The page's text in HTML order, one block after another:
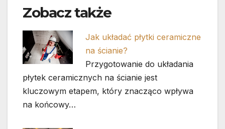
Zobacz także
Jak układać płytki ceramiczne
na ścianie?
Przygotowanie do układania
płytek ceramicznych na ścianie jest
kluczowym etapem, który znacząco wpływa
na końcowy…